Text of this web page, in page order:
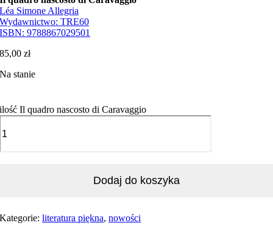
Léa Simone Allegria
Wydawnictwo:TRE60
ISBN:9788867029501
85,00zł
Na stanie
ilość Il quadro nascosto di Caravaggio
Dodaj do koszyka
Kategorie:literatura piękna,nowości